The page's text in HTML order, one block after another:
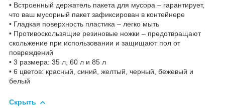
• Встроенный держатель пакета для мусора – гарантирует,
что ваш мусорный пакет зафиксирован в контейнере
• Гладкая поверхность пластика – легко мыть
• Противоскользящие резиновые ножки – предотвращают
скольжение при использовании и защищают пол от
повреждений
• 3 размера: 35 л, 60 л и 85 л
• 6 цветов: красный, синий, желтый, черный, бежевый и
белый
Скрыть